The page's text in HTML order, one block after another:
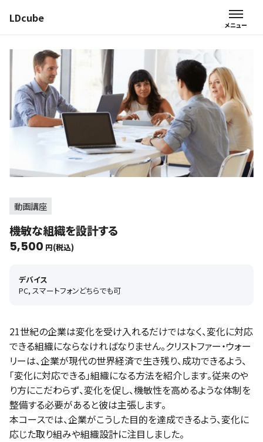
LDcube
動画講座
機敏な組織を設計する
5,500 円(税込)
デバイス
PC, スマートフォンどちらでも可
21世紀の企業は変化を受け入れるだけではなく、変化に対応
できる組織にならなければなりません。クリストファー・ウォー
リーは、企業が現代の世界経済で生き残り、成功できるよう、
「変化に対応できる」組織になる方法を紹介します。従来のや
り方にこだわらず、変化を促し、機敏性を高めるような体制を
整備する必要があると彼は主張します。
本コースでは、企業がこうした目的を達成できるよう、変化に
応じた取り組みや組織設計に注目しました。